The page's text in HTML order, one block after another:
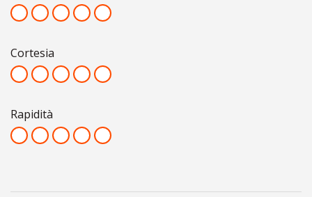
Cortesia
Rapidità